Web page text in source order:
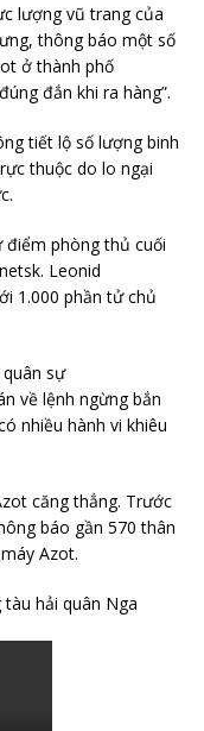
lượng vũ trang của
thông báo một số
ở thành phố
đắn khi ra hàng”.
tiết lộ số lượng binh
thuộc do lo ngại
phòng thủ cuối
Leonid
1.000 phần tử chủ
sự
về lệnh ngừng bắn
nhiều hành vi khiêu
căng thẳng. Trước
báo gần 570 thân
Azot.